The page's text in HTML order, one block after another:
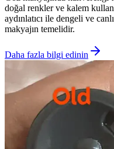
doğal renkler ve kalem
aydınlatıcı ile dengeli ve
makyajın temelidir.
Daha fazla bilgi edinin